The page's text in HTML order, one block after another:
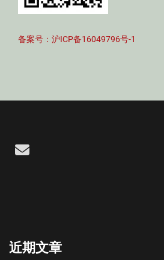
备案号：沪ICP备16049796号-1
Email
近期文章